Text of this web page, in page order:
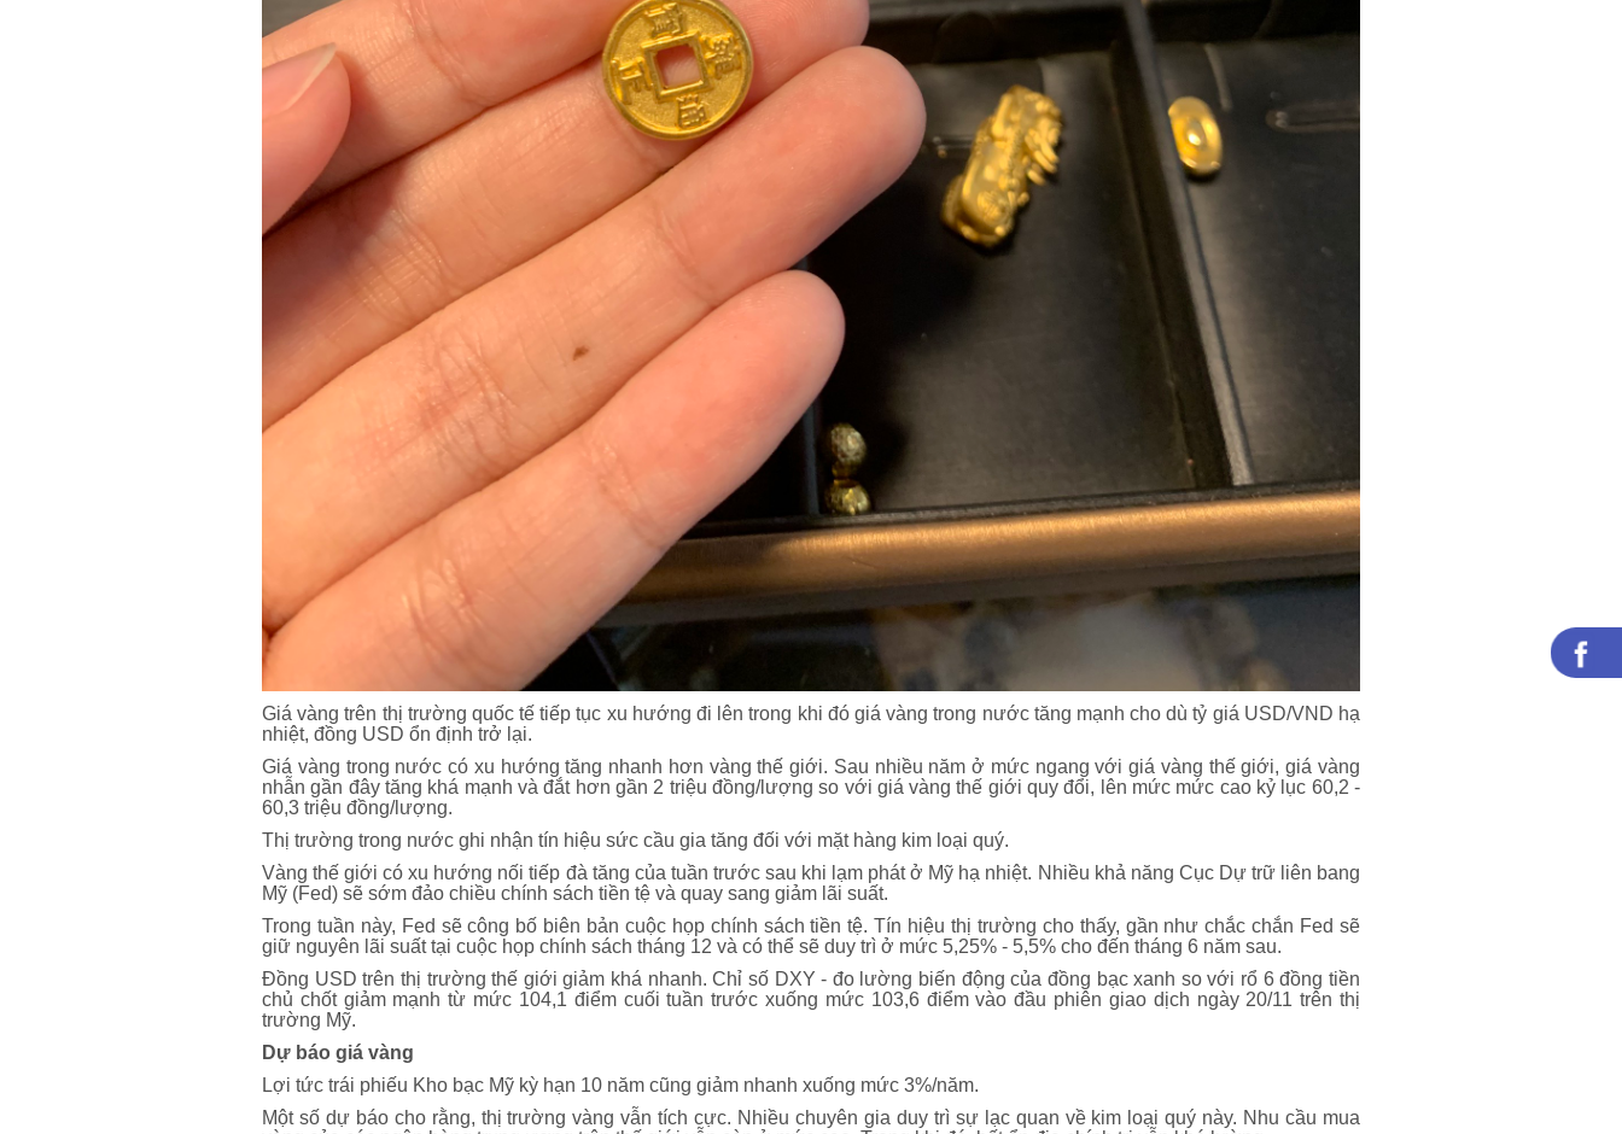
Giá vàng trên thị trường quốc tế tiếp tục xu hướng đi lên trong khi đó giá vàng trong nước tăng mạnh cho dù tỷ giá USD/VND hạ
nhiệt, đồng USD ổn định trở lại.
Giá vàng trong nước có xu hướng tăng nhanh hơn vàng thế giới. Sau nhiều năm ở mức ngang với giá vàng thế giới, giá vàng
nhẫn gần đây tăng khá mạnh và đắt hơn gần 2 triệu đồng/lượng so với giá vàng thế giới quy đổi, lên mức mức cao kỷ lục 60,2 -
60,3 triệu đồng/lượng.
Thị trường trong nước ghi nhận tín hiệu sức cầu gia tăng đối với mặt hàng kim loại quý.
Vàng thế giới có xu hướng nối tiếp đà tăng của tuần trước sau khi lạm phát ở Mỹ hạ nhiệt. Nhiều khả năng Cục Dự trữ liên bang
Mỹ (Fed) sẽ sớm đảo chiều chính sách tiền tệ và quay sang giảm lãi suất.
Trong tuần này, Fed sẽ công bố biên bản cuộc họp chính sách tiền tệ. Tín hiệu thị trường cho thấy, gần như chắc chắn Fed sẽ
giữ nguyên lãi suất tại cuộc họp chính sách tháng 12 và có thể sẽ duy trì ở mức 5,25% - 5,5% cho đến tháng 6 năm sau.
Đồng USD trên thị trường thế giới giảm khá nhanh. Chỉ số DXY - đo lường biến động của đồng bạc xanh so với rổ 6 đồng tiền
chủ chốt giảm mạnh từ mức 104,1 điểm cuối tuần trước xuống mức 103,6 điểm vào đầu phiên giao dịch ngày 20/11 trên thị
trường Mỹ.
Dự báo giá vàng
Lợi tức trái phiếu Kho bạc Mỹ kỳ hạn 10 năm cũng giảm nhanh xuống mức 3%/năm.
Một số dự báo cho rằng, thị trường vàng vẫn tích cực. Nhiều chuyên gia duy trì sự lạc quan về kim loại quý này. Nhu cầu mua